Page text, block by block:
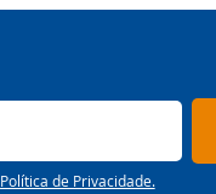
Política de Privacidade.